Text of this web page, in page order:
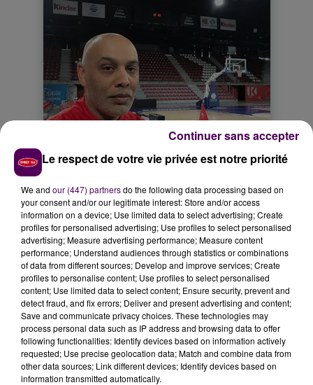
Le respect de votre vie privée est notre priorité
We and our (447) partnersdo the following data processing based on
your consent and/or our legitimate interest: Store and/or access
information on a device; Use limited data to select advertising; Create
profiles for personalised advertising; Use profiles to select personalised
advertising; Measure advertising performance; Measure content
performance; Understand audiences through statistics or combinations
of data from different sources; Develop and improve services; Create
profiles to personalise content; Use profiles to select personalised
content; Use limited data to select content; Ensure security, prevent and
detect fraud, and fix errors; Deliver and present advertising and content;
Save and communicate privacy choices. These technologies may
process personal data such as IP address and browsing data to offer
following functionalities: Identify devices based on information actively
requested; Use precise geolocation data; Match and combine data from
other data sources; Link different devices; Identify devices based on
information transmitted automatically.
Continuer sans accepter